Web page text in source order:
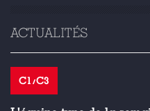
ACTUALITÉS
C1/C3